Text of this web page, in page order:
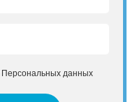
Персональных данных